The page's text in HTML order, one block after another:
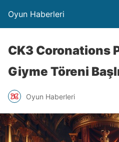
Oyun Haberleri
CK3 Coronations
Giyme Töreni
Oyun Haberleri